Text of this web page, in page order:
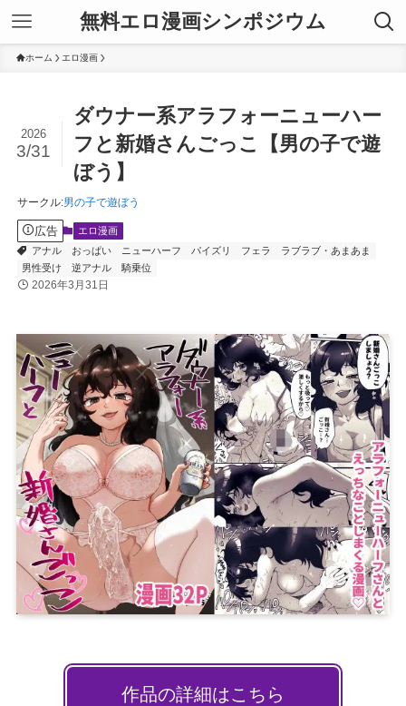
無料エロ漫画シンポジウム
ホーム エロ漫画
ダウナー系アラフォーニューハー
フと新婚さんごっこ【男の子で遊
ぼう】
2026
3/31
サークル:男の子で遊ぼう
広告
エロ漫画
アナル
おっぱい ニューハーフ パイズリ フェラ
ラブラブ・あまあま
男性受け
逆アナル 騎乗位
2026年3月31日
作品の詳細はこちら